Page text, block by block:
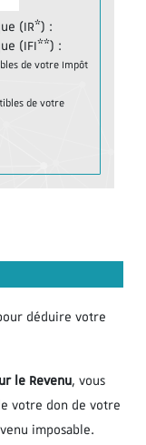
(IR*) :
(IFI**) :
de votre Impôt
de votre
déduire votre
le Revenu, vous
votre don de votre
imposable.